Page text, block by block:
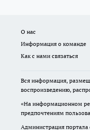
О нас
Информация о команде
Как с нами связаться
Вся информация,
воспроизведению,
«На информационном
предпочтениям
Администрация портала